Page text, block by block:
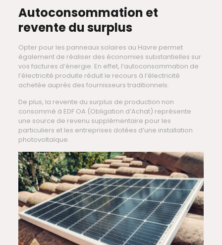
Autoconsommation et
revente du surplus
Opter pour les panneaux solaires au Havre permet
également de réaliser des économies substantielles sur
vos factures d’énergie. En effet, l’autoconsommation de
l’électricité produite réduit le recours à l’électricité
achetée auprès des fournisseurs traditionnels.
De plus, la revente du surplus de production non
consommé à EDF OA (Obligation d’Achat) représente
une source de revenu supplémentaire pour les
particuliers et les entreprises dotées d’une installation
photovoltaïque.